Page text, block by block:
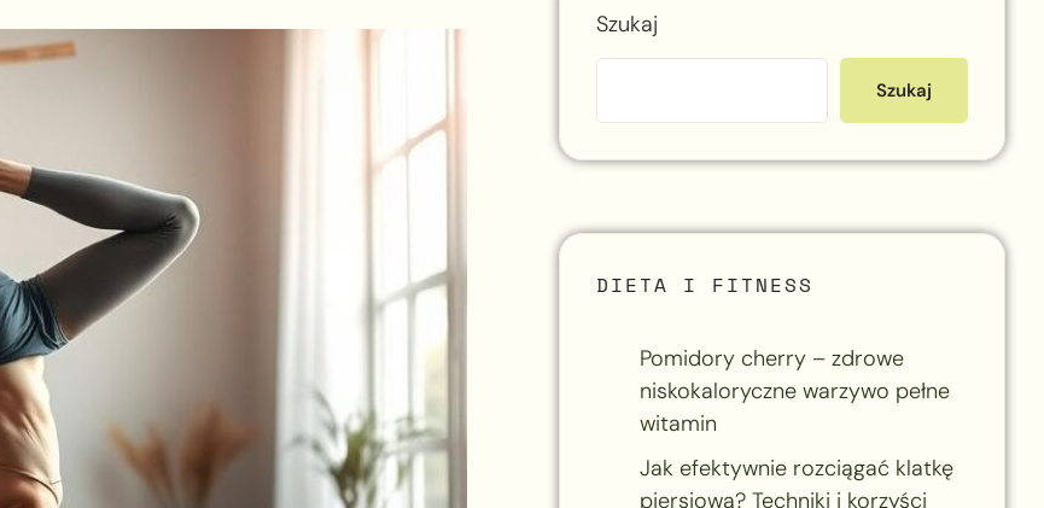
Szukaj
Szukaj
DIETA I FITNESS
Pomidory cherry – zdrowe
niskokaloryczne warzywo pełne
witamin
Jak efektywnie rozciągać klatkę
piersiową? Techniki i korzyści